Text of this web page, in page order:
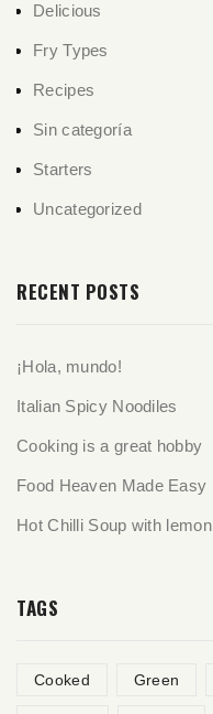
Delicious
Fry Types
Recipes
Sin categoría
Starters
Uncategorized
RECENT POSTS
¡Hola, mundo!
Italian Spicy Noodiles
Cooking is a great hobby
Food Heaven Made Easy
Hot Chilli Soup with lemon
TAGS
Cooked Green